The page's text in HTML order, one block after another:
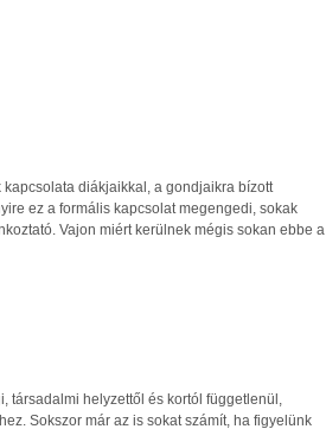
diákjaikkal, a gondjaikra bízott
ez a formális kapcsolat megengedi, sokak
Vajon miért kerülnek mégis sokan ebbe a
társadalmi helyzettől és kortól függetlenül,
Sokszor már az is sokat számít, ha figyelünk